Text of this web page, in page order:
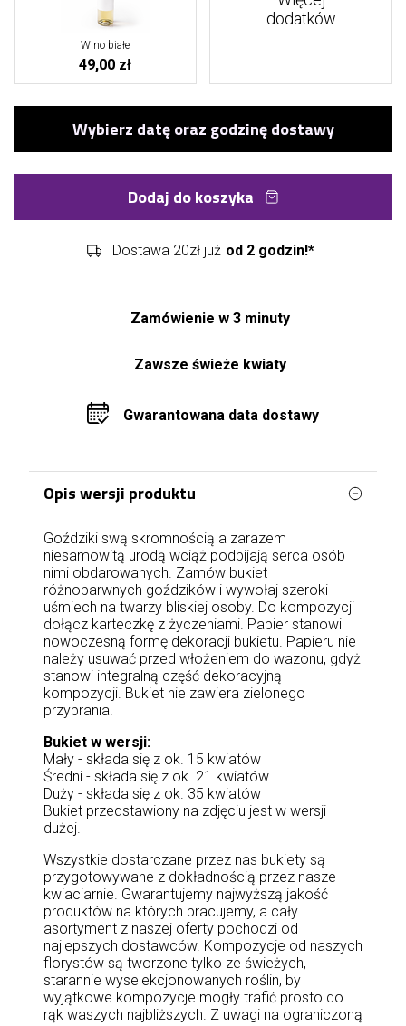
Wino białe
49,00 zł
dodatków
Dodaj do koszyka
Dostawa 20zł już od 2 godzin!*
Zamówienie w 3 minuty
Zawsze świeże kwiaty
Gwarantowana data dostawy
Opis wersji produktu
Goździki swą skromnością a zarazem
niesamowitą urodą wciąż podbijają serca osób
nimi obdarowanych. Zamów bukiet
różnobarwnych goździków i wywołaj szeroki
uśmiech na twarzy bliskiej osoby. Do kompozycji
dołącz karteczkę z życzeniami. Papier stanowi
nowoczesną formę dekoracji bukietu. Papieru nie
należy usuwać przed włożeniem do wazonu, gdyż
stanowi integralną część dekoracyjną
kompozycji. Bukiet nie zawiera zielonego
przybrania.
Bukiet w wersji:
Mały - składa się z ok. 15 kwiatów
Średni - składa się z ok. 21 kwiatów
Duży - składa się z ok. 35 kwiatów
Bukiet przedstawiony na zdjęciu jest w wersji
dużej.
Wszystkie dostarczane przez nas bukiety są
przygotowywane z dokładnością przez nasze
kwiaciarnie. Gwarantujemy najwyższą jakość
produktów na których pracujemy, a cały
asortyment z naszej oferty pochodzi od
najlepszych dostawców. Kompozycje od naszych
florystów są tworzone tylko ze świeżych,
starannie wyselekcjonowanych roślin, by
wyjątkowe kompozycje mogły trafić prosto do
rąk waszych najbliższych. Z uwagi na ograniczoną